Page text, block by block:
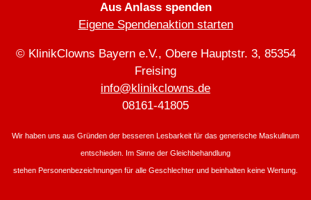
Aus Anlass spenden
Eigene Spendenaktion starten
© KlinikClowns Bayern e.V., Obere Hauptstr. 3, 85354
Freising
info@klinikclowns.de
08161-41805
Wir haben uns aus Gründen der besseren Lesbarkeit für das generische Maskulinum
entschieden. Im Sinne der Gleichbehandlung
stehen Personenbezeichnungen für alle Geschlechter und beinhalten keine Wertung.